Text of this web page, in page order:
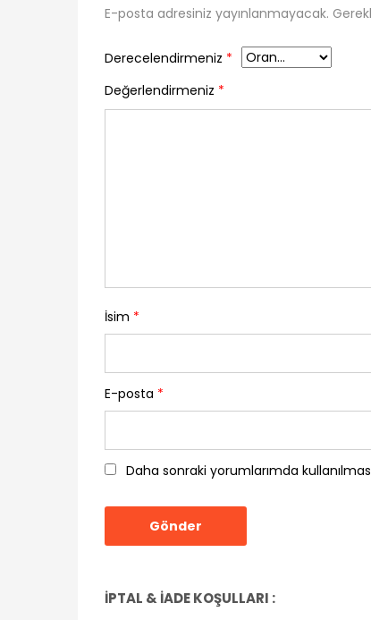
E-posta adresiniz yayınlanmayacak.
Derecelendirmeniz *
Değerlendirmeniz *
İsim *
E-posta *
Daha sonraki yorumlarımda
İPTAL & İADE KOŞULLARI :